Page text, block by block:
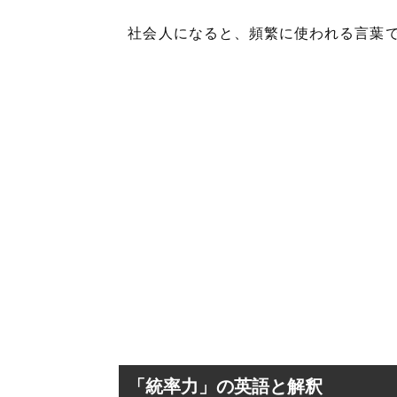
社会人になると、頻繁に使われる言葉
「統率力」の英語と解釈